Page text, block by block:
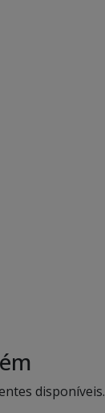
disponíveis.